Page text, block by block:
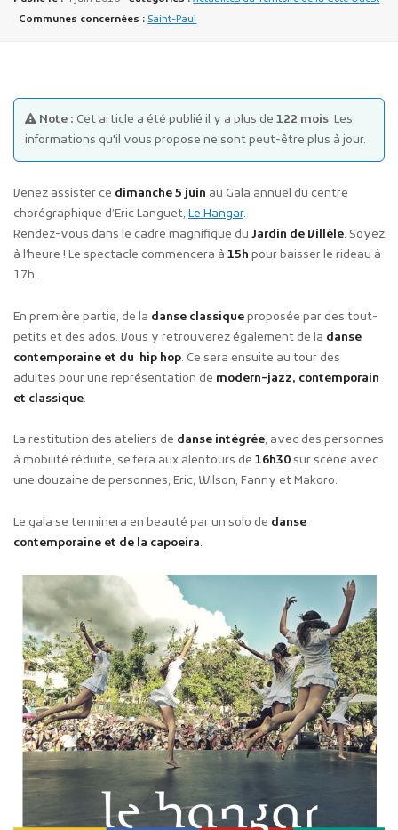
Projets financés par l'Europe
Plans d'accès
Communes concernées : Saint-Paul
Note : Cet article a été publié il y a plus de 122 mois. Les
informations qu'il vous propose ne sont peut-être plus à jour.
Venez assister ce dimanche 5 juin au Gala annuel du centre
chorégraphique d’Eric Languet, Le Hangar.
Rendez-vous dans le cadre magnifique du Jardin de Villèle. Soyez
à l’heure ! Le spectacle commencera à 15h pour baisser le rideau à
17h.
En première partie, de la danse classiqueproposée par des tout-
petits et des ados. Vous y retrouverez également de la danse
contemporaine et du hip hop. Ce sera ensuite au tour des
adultes pour une représentation de modern-jazz, contemporain
et classique.
La restitution des ateliers de danse intégrée, avec des personnes
à mobilité réduite, se fera aux alentours de 16h30 sur scène avec
une douzaine de personnes, Eric, Wilson, Fanny et Makoro.
Le gala se terminera en beauté par un solo de danse
contemporaine et de la capoeira.